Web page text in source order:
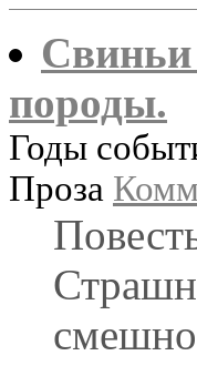
породы.
Годы
Проза
смешно